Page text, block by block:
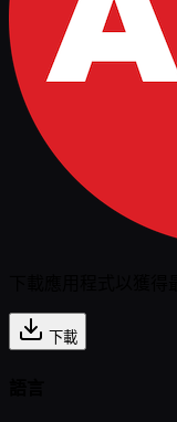
下載